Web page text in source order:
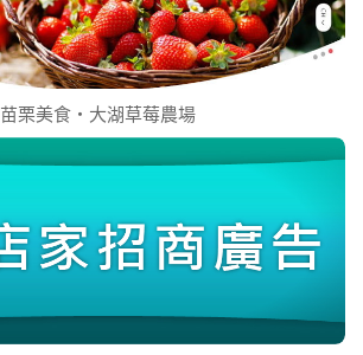
苗栗美食‧大湖草莓農場